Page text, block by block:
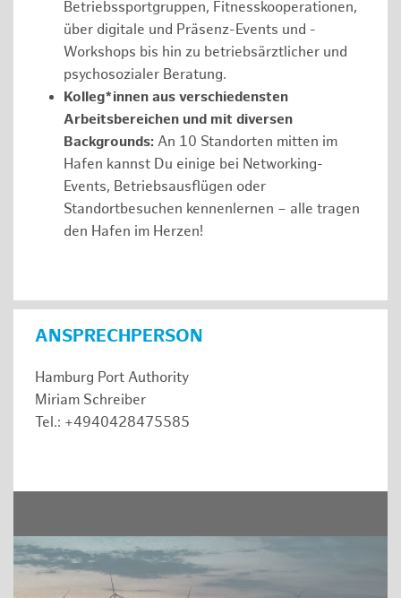
Betriebssportgruppen, Fitnesskooperationen,
über digitale und Präsenz-Events und -
Workshops bis hin zu betriebsärztlicher und
psychosozialer Beratung.
Kolleg*innen aus verschiedensten
Arbeitsbereichen und mit diversen
Backgrounds: An 10 Standorten mitten im
Hafen kannst Du einige bei Networking-
Events, Betriebsausflügen oder
Standortbesuchen kennenlernen – alle tragen
den Hafen im Herzen!
ANSPRECHPERSON
Hamburg Port Authority
Miriam Schreiber
Tel.: +4940428475585